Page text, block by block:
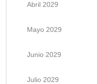
Abril 2029
Mayo 2029
Junio 2029
Julio 2029